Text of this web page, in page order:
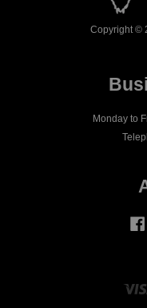
Copyright ©
Monday to